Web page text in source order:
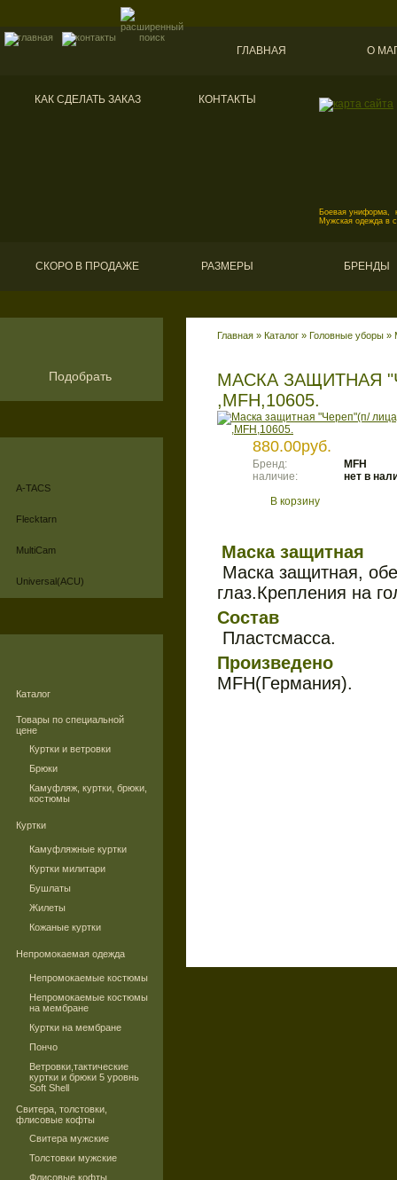
ГЛАВНАЯ О
КАК СДЕЛАТЬ ЗАКАЗ КОНТАКТЫ
Боевая униформа,
Мужская одежда в
СКОРО В ПРОДАЖЕ РАЗМЕРЫ БРЕНДЫ
Подобрать
A-TACS
Flecktarn
MultiCam
Universal(ACU)
Каталог
Товары по специальной
цене
Куртки и ветровки
Брюки
Камуфляж, куртки, брюки,
костюмы
Куртки
Камуфляжные куртки
Куртки милитари
Бушлаты
Жилеты
Кожаные куртки
Непромокаемая одежда
Непромокаемые костюмы
Непромокаемые костюмы
на мембране
Куртки на мембране
Пончо
Ветровки,тактические
куртки и брюки 5 уровнь
Soft Shell
Свитера, толстовки,
флисовые кофты
Свитера мужские
Толстовки мужские
Флисовые кофты
Главная » Каталог » Головные уборы »
МАСКА ЗАЩИТНАЯ
,MFH,10605.
880.00руб.
Бренд:
MFH
наличие:
нет в
В корзину
Маска защитная
Маска защитная,
глаз.Крепления на
Состав
Пластсмасса.
Произведено
MFH(Германия).